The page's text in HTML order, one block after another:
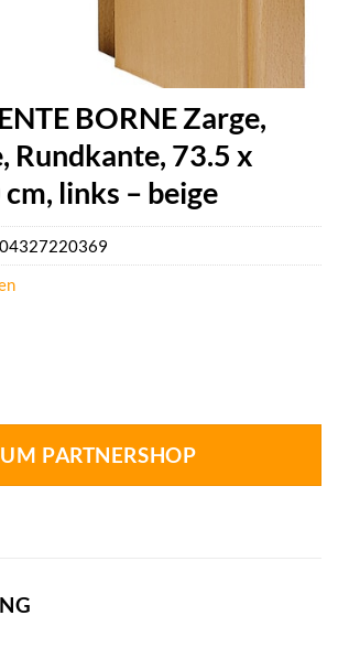
BORNE Zarge,
Rundkante, 73.5 x
links – beige
PARTNERSHOP